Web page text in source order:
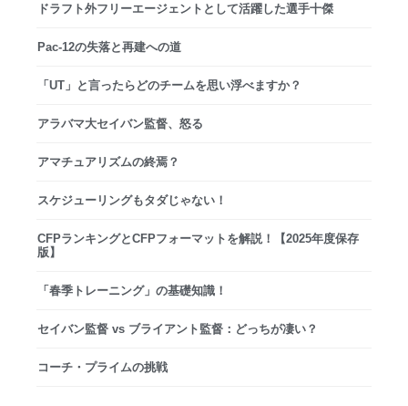
ドラフト外フリーエージェントとして活躍した選手十傑
Pac-12の失落と再建への道
「UT」と言ったらどのチームを思い浮べますか？
アラバマ大セイバン監督、怒る
アマチュアリズムの終焉？
スケジューリングもタダじゃない！
CFPランキングとCFPフォーマットを解説！【2025年度保存
版】
「春季トレーニング」の基礎知識！
セイバン監督 vs ブライアント監督：どっちが凄い？
コーチ・プライムの挑戦